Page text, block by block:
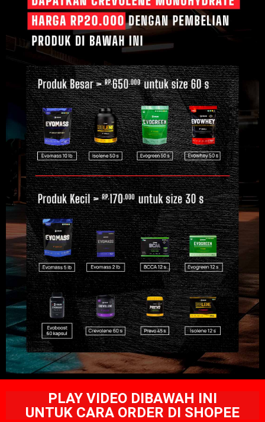
PLAY VIDEO DIBAWAH INI
UNTUK CARA ORDER DI SHOPEE